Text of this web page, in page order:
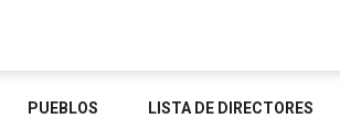
PUEBLOS LISTA DE DIRECTORES